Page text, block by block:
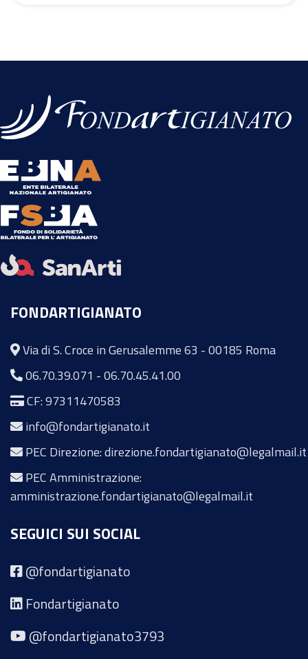
FONDARTIGIANATO
Via di S. Croce in Gerusalemme 63 - 00185 Roma
06.70.39.071 -06.70.45.41.00
CF: 97311470583
info@fondartigianato.it
PEC Direzione: direzione.fondartigianato@legalmail.it
PEC Amministrazione:
amministrazione.fondartigianato@legalmail.it
SEGUICI SUI SOCIAL
@fondartigianato
Fondartigianato
@fondartigianato3793